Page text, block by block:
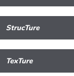
StrucTure
TexTure